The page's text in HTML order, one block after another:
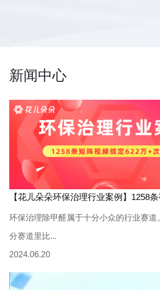
新闻中心
环保治理除甲醛属于十分小众的行业赛道
分赛道里比...
2024.06.20